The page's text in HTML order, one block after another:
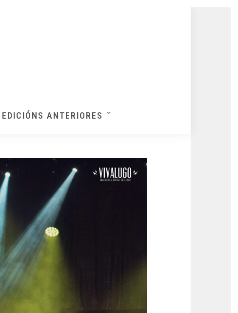
EDICIÓNS ANTERIORES